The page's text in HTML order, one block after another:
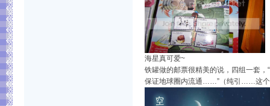
海星真可爱~
铁罐做的邮票很精美的说，四组一套
保证地球圈内流通……”（纯引……这个